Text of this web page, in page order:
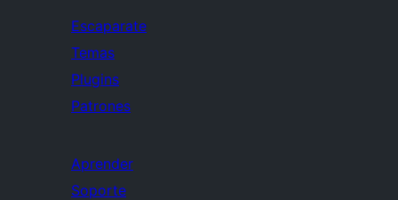
Escaparate
Temas
Plugins
Patrones
Aprender
Soporte